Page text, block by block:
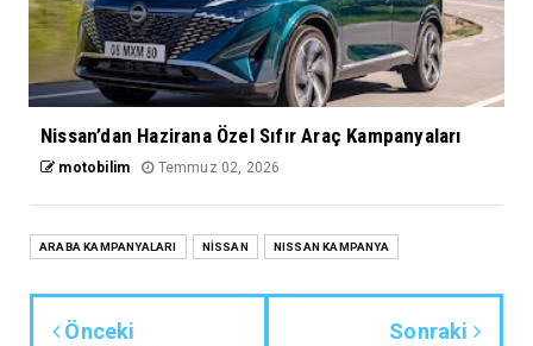
Nissan’dan Hazirana Özel Sıfır Araç Kampanyaları
motobilim Temmuz 02, 2026
ARABA KAMPANYALARI NİSSAN NISSAN KAMPANYA
Önceki Sonraki